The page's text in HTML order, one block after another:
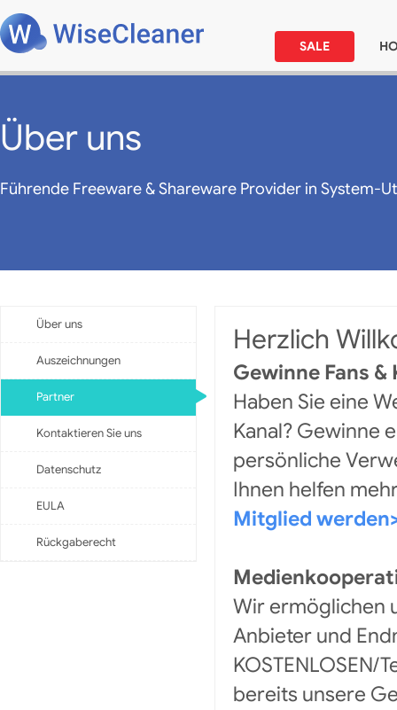
SALE
Über uns
Führende Freeware & Shareware Provider in System-
Über uns
Auszeichnungen
Partner
Kontaktieren Sie uns
Datenschutz
EULA
Rückgaberecht
Herzlich
Gewinne Fans &
Haben Sie eine
Kanal? Gewinne
persönliche
Ihnen helfen
Mitglied
Wir ermöglichen
Anbieter und
KOSTENLOSEN/
bereits unsere